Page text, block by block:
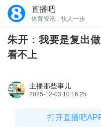
直播吧
体育资讯，快人一步
朱开：我要是复出
看不上
主播那些事儿
2025-12-03 10:16:25
打开直播吧